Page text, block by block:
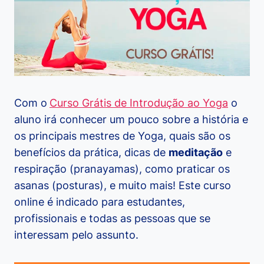
Com o Curso Grátis de Introdução ao Yoga o
aluno irá conhecer um pouco sobre a história e
os principais mestres de Yoga, quais são os
benefícios da prática, dicas de meditação e
respiração (pranayamas), como praticar os
asanas (posturas), e muito mais! Este curso
online é indicado para estudantes,
profissionais e todas as pessoas que se
interessam pelo assunto.